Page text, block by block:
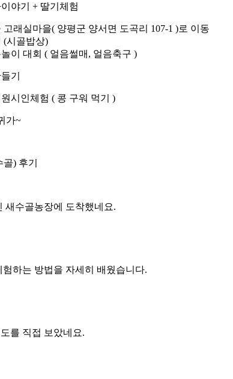
이야기 + 딸기체험
고래실마을( 양평군 양서면 도곡리 107-1 )로 이동
(시골밥상)
놀이 대회 ( 얼음썰매, 얼음축구 )
기
원시인체험 ( 콩 구워 먹기 )
가~
) 후기
새수골농장에 도착했네요.
하는 방법을 자세히 배웠습니다.
를 직접 보았네요.